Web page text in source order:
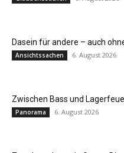
Dasein für andere – auch
Ansichtssachen 6. August 2026
Zwischen Bass und
Panorama 6. August 2026